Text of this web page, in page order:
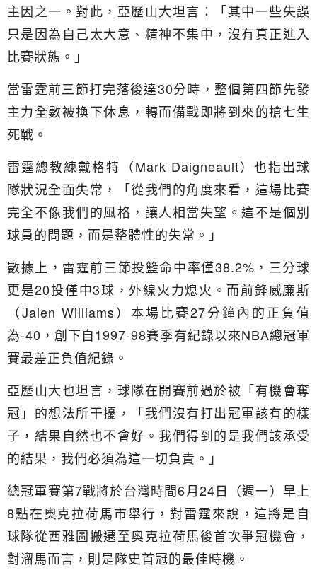
主因之一。對此，亞歷山大坦言：「其中一些失誤
只是因為自己太大意、精神不集中，沒有真正進入
比賽狀態。」
當雷霆前三節打完落後達30分時，整個第四節先發
主力全數被換下休息，轉而備戰即將到來的搶七生
死戰。
雷霆總教練戴格特（Mark Daigneault）也指出球
隊狀況全面失常，「從我們的角度來看，這場比賽
完全不像我們的風格，讓人相當失望。這不是個別
球員的問題，而是整體性的失常。」
數據上，雷霆前三節投籃命中率僅38.2%，三分球
更是20投僅中3球，外線火力熄火。而前鋒威廉斯
（Jalen Williams）本場比賽27分鐘內的正負值
為-40，創下自1997-98賽季有紀錄以來NBA總冠軍
賽最差正負值紀錄。
亞歷山大也坦言，球隊在開賽前過於被「有機會奪
冠」的想法所干擾，「我們沒有打出冠軍該有的樣
子，結果自然也不會好。我們得到的是我們該承受
的結果，我們必須為這一切負責。」
總冠軍賽第7戰將於台灣時間6月24日（週一）早上
8點在奧克拉荷馬市舉行，對雷霆來說，這將是自
球隊從西雅圖搬遷至奧克拉荷馬後首次爭冠機會，
對溜馬而言，則是隊史首冠的最佳時機。